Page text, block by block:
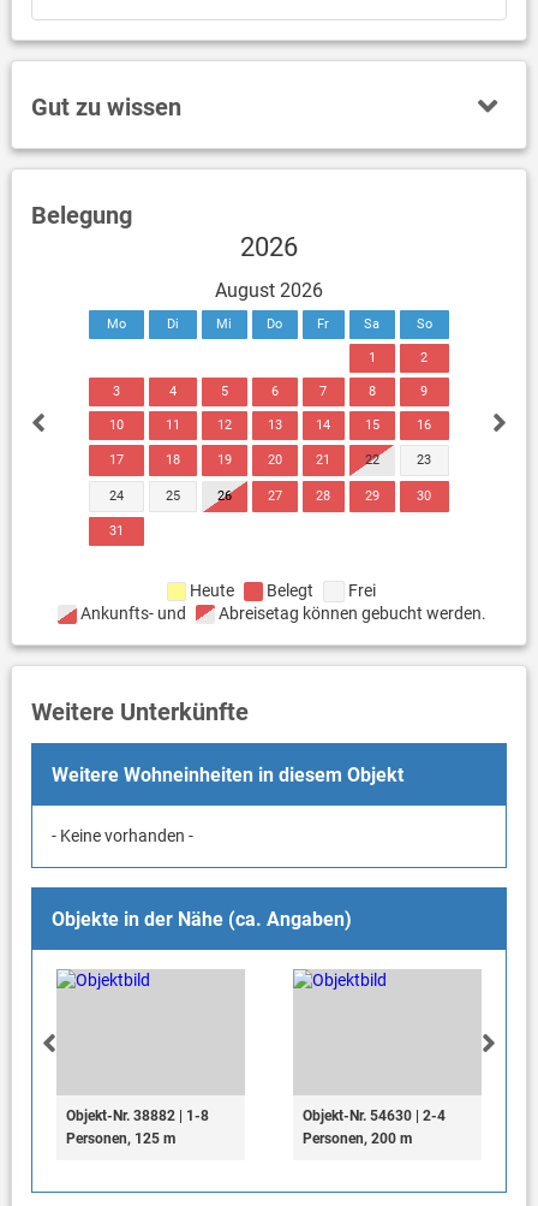
Gut zu wissen
Belegung
2026
August 2026
Mo Di Mi Do Fr Sa So
1 2
3 4 5 6 7 8 9
10 11 12 13 14 15 16
17 18 19 20 21 22 23
24 25 26 27 28 29 30
31
Heute Belegt
Frei
Ankunfts- und
Abreisetag können gebucht werden.
Weitere Unterkünfte
Weitere Wohneinheiten in diesem Objekt
- Keine vorhanden -
Objekte in der Nähe (ca. Angaben)
Objekt-Nr. 38882 | 1-8
Personen, 125 m
Objekt-Nr. 54630 | 2-4
Personen, 200 m